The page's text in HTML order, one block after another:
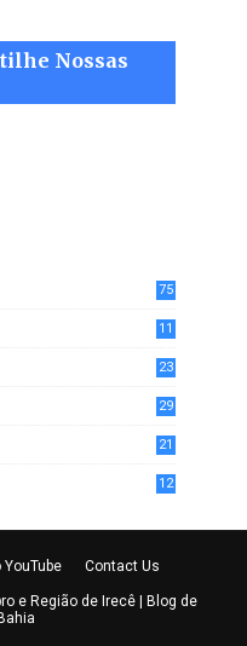
Nossas
75
11
23
29
21
12
Contact Us
e Região de Irecê
| Blog de